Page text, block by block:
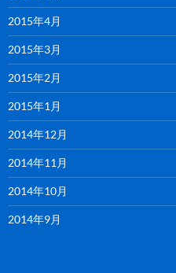
2015年4月
2015年3月
2015年2月
2015年1月
2014年12月
2014年11月
2014年10月
2014年9月